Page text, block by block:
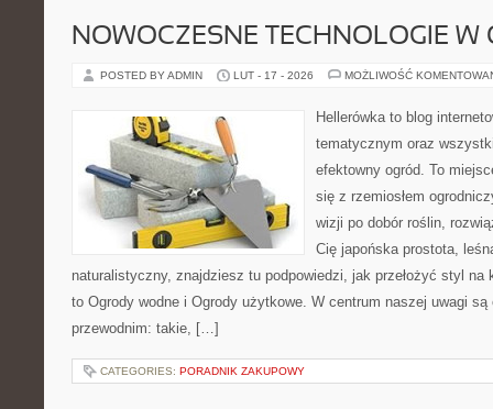
NOWOCZESNE TECHNOLOGIE W
POSTED BY ADMIN LUT - 17 - 2026 MOŻLIWOŚĆ
Hellerówka to blog
tematycznym oraz
efektowny ogród. To
się z rzemiosłem
wizji po dobór roślin,
Cię japońska prostota,
naturalistyczny, znajdziesz tu podpowiedzi, jak przełożyć styl na
to Ogrody wodne i Ogrody użytkowe. W centrum naszej uwagi
przewodnim: takie, […]
CATEGORIES: PORADNIK ZAKUPOWY